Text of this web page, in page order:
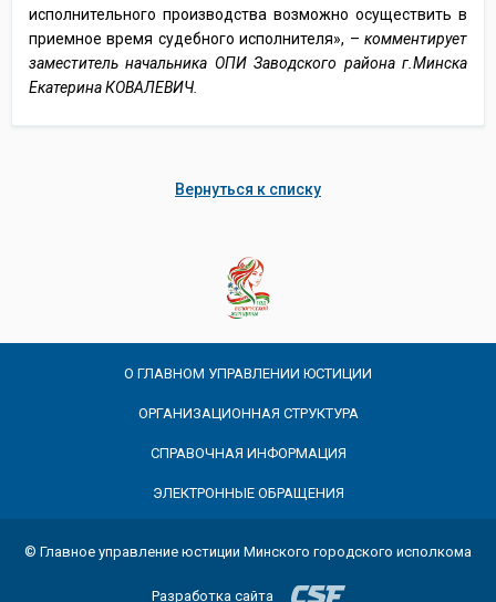
исполнительного производства возможно осуществить в
приемное время судебного исполнителя», – комментирует
заместитель начальника ОПИ Заводского района г.Минска
Екатерина КОВАЛЕВИЧ.
Вернуться к списку
О ГЛАВНОМ УПРАВЛЕНИИ ЮСТИЦИИ
ОРГАНИЗАЦИОННАЯ СТРУКТУРА
СПРАВОЧНАЯ ИНФОРМАЦИЯ
ЭЛЕКТРОННЫЕ ОБРАЩЕНИЯ
© Главное управление юстиции Минского городского исполкома
Разработка сайта